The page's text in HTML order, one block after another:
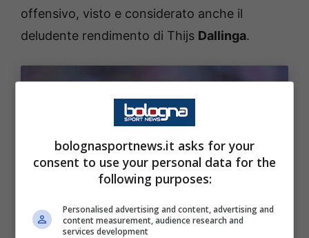
offensivo, visto e considerato anche il
deludente rendimento di Thijs Dallinga.
Tre club di Serie A su Bamba Dieng: la situazione.
Bologna Sport News (Foto di Franco Arland/Getty
Images Via OneFootball)
bolognasportnews.it asks for your
consent to use your personal data for the
following purposes:
Personalised advertising and content, advertising and
content measurement, audience research and
services development